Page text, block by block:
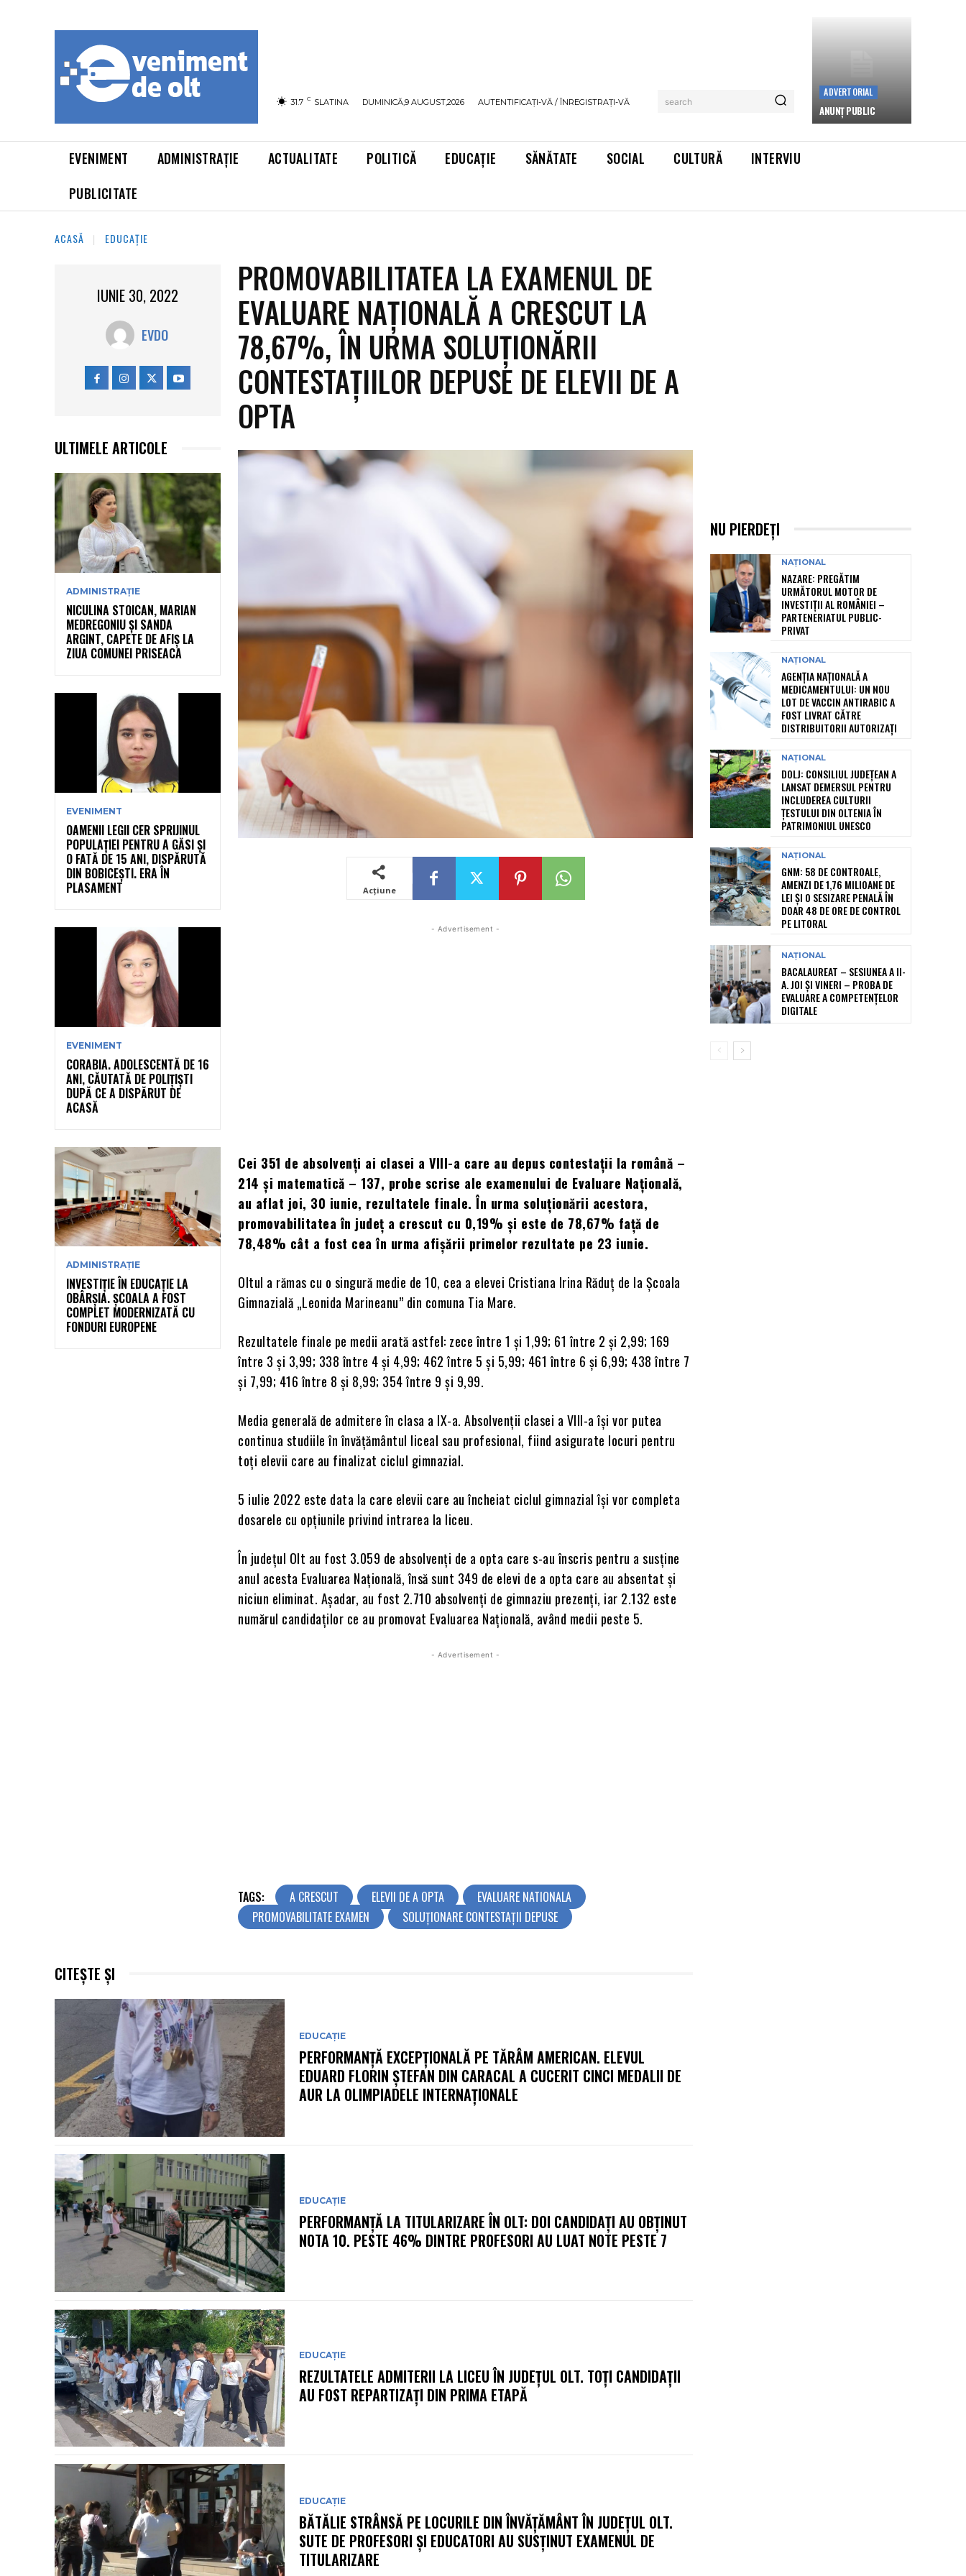
31.7 C SLATINA DUMINICĂ,9 AUGUST,2026 AUTENTIFICAȚI-VĂ / ÎNREGISTRAȚI-VĂ search
ADVERTORIAL
ANUNȚ PUBLIC
EVENIMENT ADMINISTRAȚIE ACTUALITATE POLITICĂ EDUCAȚIE SĂNĂTATE SOCIAL CULTURĂ
INTERVIU
PUBLICITATE
ACASĂ EDUCAȚIE
IUNIE 30, 2022
EVDO
ULTIMELE ARTICOLE
ADMINISTRAȚIE
NICULINA STOICAN, MARIAN
MEDREGONIU ȘI SANDA
ARGINT, CAPETE DE AFIȘ LA
ZIUA COMUNEI PRISEACA
EVENIMENT
OAMENII LEGII CER SPRIJINUL
POPULAȚIEI PENTRU A GĂSI ȘI
O FATĂ DE 15 ANI, DISPĂRUTĂ
DIN BOBICEȘTI. ERA ÎN
PLASAMENT
EVENIMENT
CORABIA. ADOLESCENTĂ DE 16
ANI, CĂUTATĂ DE POLIȚIȘTI
DUPĂ CE A DISPĂRUT DE
ACASĂ
ADMINISTRAȚIE
INVESTIȚIE ÎN EDUCAȚIE LA
OBÂRȘIA. ȘCOALA A FOST
COMPLET MODERNIZATĂ CU
FONDURI EUROPENE
PROMOVABILITATEA LA EXAMENUL DE
EVALUARE NAȚIONALĂ A CRESCUT LA
78,67%, ÎN URMA SOLUȚIONĂRII
CONTESTAȚIILOR DEPUSE DE ELEVII DE A
OPTA
Acțiune
- Advertisement -
Cei 351 de absolvenți ai clasei a VIII-a care au depus contestații la română –
214 și matematică – 137, probe scrise ale examenului de Evaluare Națională,
au aflat joi, 30 iunie, rezultatele finale. În urma soluționării acestora,
promovabilitatea în județ a crescut cu 0,19% și este de 78,67% față de
78,48% cât a fost cea în urma afișării primelor rezultate pe 23 iunie.
Oltul a rămas cu o singură medie de 10, cea a elevei Cristiana Irina Răduț de la Școala
Gimnazială „Leonida Marineanu” din comuna Tia Mare.
Rezultatele finale pe medii arată astfel: zece între 1 și 1,99; 61 între 2 și 2,99; 169
între 3 și 3,99; 338 între 4 și 4,99; 462 între 5 și 5,99; 461 între 6 și 6,99; 438 între 7
și 7,99; 416 între 8 și 8,99; 354 între 9 și 9,99.
Media generală de admitere în clasa a IX-a. Absolvenții clasei a VIII-a își vor putea
continua studiile în învățământul liceal sau profesional, fiind asigurate locuri pentru
toți elevii care au finalizat ciclul gimnazial.
5 iulie 2022 este data la care elevii care au încheiat ciclul gimnazial își vor completa
dosarele cu opțiunile privind intrarea la liceu.
În județul Olt au fost 3.059 de absolvenți de a opta care s-au înscris pentru a susține
anul acesta Evaluarea Națională, însă sunt 349 de elevi de a opta care au absentat și
niciun eliminat. Așadar, au fost 2.710 absolvenți de gimnaziu prezenți, iar 2.132 este
numărul candidaților ce au promovat Evaluarea Națională, având medii peste 5.
- Advertisement -
TAGS: A CRESCUT ELEVII DE A OPTA
EVALUARE NATIONALA
PROMOVABILITATE EXAMEN
SOLUȚIONARE CONTESTAȚII DEPUSE
CITEȘTE ȘI
EDUCAȚIE
PERFORMANȚĂ EXCEPȚIONALĂ PE TĂRÂM AMERICAN. ELEVUL
EDUARD FLORIN ȘTEFAN DIN CARACAL A CUCERIT CINCI MEDALII DE
AUR LA OLIMPIADELE INTERNAȚIONALE
EDUCAȚIE
PERFORMANȚĂ LA TITULARIZARE ÎN OLT: DOI CANDIDAȚI AU OBȚINUT
NOTA 10. PESTE 46% DINTRE PROFESORI AU LUAT NOTE PESTE 7
EDUCAȚIE
REZULTATELE ADMITERII LA LICEU ÎN JUDEȚUL OLT. TOȚI CANDIDAȚII
AU FOST REPARTIZAȚI DIN PRIMA ETAPĂ
EDUCAȚIE
BĂTĂLIE STRÂNSĂ PE LOCURILE DIN ÎNVĂȚĂMÂNT ÎN JUDEȚUL OLT.
SUTE DE PROFESORI ȘI EDUCATORI AU SUSȚINUT EXAMENUL DE
TITULARIZARE
NU PIERDEȚI
NAȚIONAL
NAZARE: PREGĂTIM
URMĂTORUL MOTOR DE
INVESTIȚII AL ROMÂNIEI –
PARTENERIATUL PUBLIC-
PRIVAT
NAȚIONAL
AGENȚIA NAȚIONALĂ A
MEDICAMENTULUI: UN NOU
LOT DE VACCIN ANTIRABIC A
FOST LIVRAT CĂTRE
DISTRIBUITORII AUTORIZAȚI
NAȚIONAL
DOLJ: CONSILIUL JUDEȚEAN A
LANSAT DEMERSUL PENTRU
INCLUDEREA CULTURII
ȚESTULUI DIN OLTENIA ÎN
PATRIMONIUL UNESCO
NAȚIONAL
GNM: 58 DE CONTROALE,
AMENZI DE 1,76 MILIOANE DE
LEI ȘI O SESIZARE PENALĂ ÎN
DOAR 48 DE ORE DE CONTROL
PE LITORAL
NAȚIONAL
BACALAUREAT – SESIUNEA A II-
A. JOI ȘI VINERI – PROBA DE
EVALUARE A COMPETENȚELOR
DIGITALE